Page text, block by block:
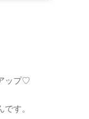
ップ♡
す。